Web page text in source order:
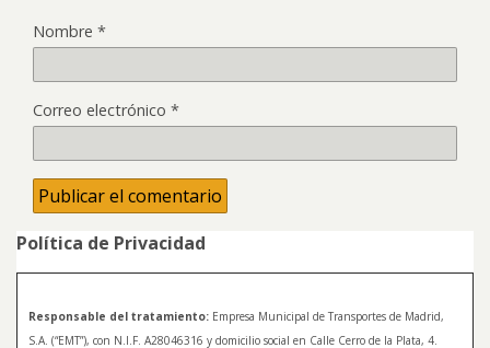
Nombre *
Correo electrónico *
Política de Privacidad
Responsable del tratamiento: Empresa Municipal de Transportes de Madrid,
S.A. (“EMT”), con N.I.F. A28046316 y domicilio social en Calle Cerro de la Plata, 4.